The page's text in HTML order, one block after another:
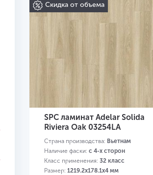
Скидка от объема
SPC ламинат Adelar Solida
Riviera Oak 03254LA
Страна производства: Вьетнам
Наличие фаски: с 4-х сторон
Класс применения: 32 класс
Размер: 1219.2х178.1х4 мм